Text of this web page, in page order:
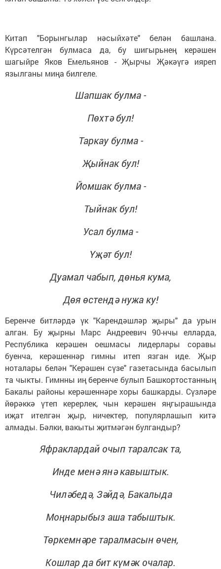
Китап "Борынгылар нәсыйхәте" белән башлана.
Күрсәтелгән булмаса да, бу шигырьнең керәшен
шагыйре Яков Емельянов - Җырчы Җәкәүгә ияреп
язылганы миңа билгеле.
Шапшак булма -
Пөхтә бул!
Таркау булма -
Җыйнак бул!
Йомшак булма -
Тыйнак бул!
Усал булма -
Үҗәт бул!
Дуамал чабып, дөнья кума,
Дөя өстендә нужа ку!
Беренче битләрдә үк "Карендәшләр җыры" да урын
алган. Бу җырны Марс Андреевич 90-нчы елларда,
Республика керәшен оешмасы лидерлары соравы
буенча, керәшеннәр гимны итеп язган иде. Җыр
ноталары белән "Керәшен сүзе" газетасында басылып
та чыкты. Гимнны иң беренче булып Башкортостанның
Бакалы районы керәшеннәре хоры башкарды. Сүзләре
йөрәккә үтеп керерлек, чын керәшен яңгырашында
иҗат ителгән җыр, ничектер, популярлашып китә
алмады. Бәлки, вакыты җитмәгән булгандыр?
Яфраклардай очып таралсак та,
Инде менә янә кавыштык.
Чиләбедә, Зәйдә, Бакалыда
Моңнарыбыз аша табыштык.
Төркемнәре таралмасын өчен,
Кошлар да бит күмәк очалар.